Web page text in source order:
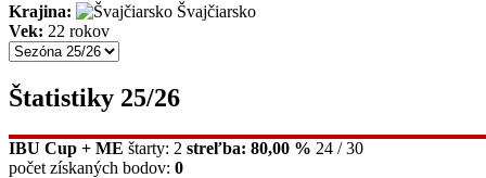
Krajina:
Švajčiarsko
Vek: 22 rokov
Štatistiky 25/26
IBU Cup + ME štarty: 2 streľba: 80,00 % 24 / 30
počet získaných bodov: 0